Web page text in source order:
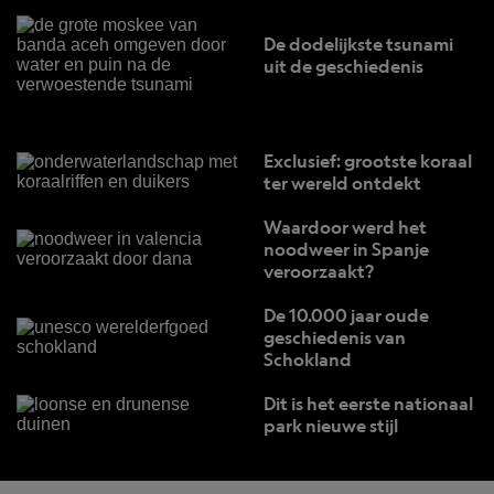
De dodelijkste tsunami
uit de geschiedenis
Exclusief: grootste koraal
ter wereld ontdekt
Waardoor werd het
noodweer in Spanje
veroorzaakt?
De 10.000 jaar oude
geschiedenis van
Schokland
Dit is het eerste nationaal
park nieuwe stijl